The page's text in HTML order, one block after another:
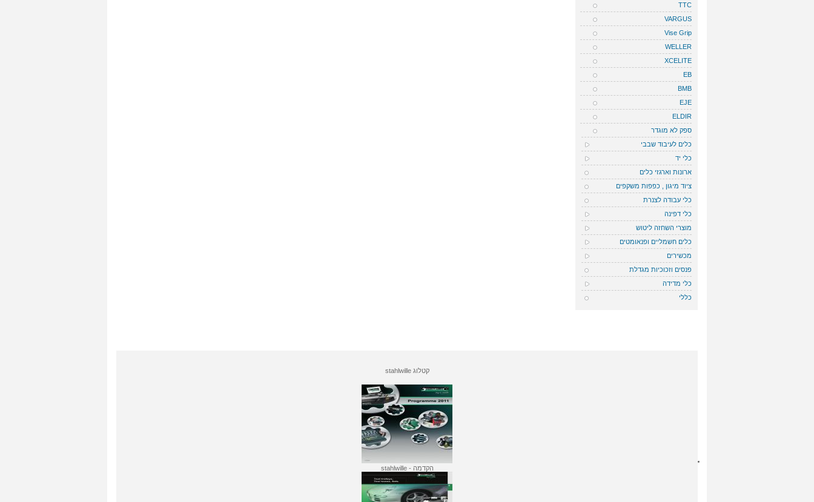
TTC
VARGUS
Vise Grip
WELLER
XCELITE
EB
BMB
EJE
ELDIR
ספק לא מוגדר
כלים לעיבוד שבבי
כלי יד
ארונות וארגזי כלים
ציוד מיגון , כפפות משקפים
כלי עבודה לצנרת
כלי דפינה
מוצרי השחזה ליטוש
כלים חשמליים ופנאומטים
מכשירים
פנסים וזכוכיות מגדלת
כלי מדידה
כללי
קטלוג stahlwille
הקדמה - stahlwille